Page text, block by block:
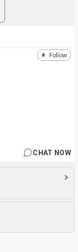
+ Follow
CHAT NOW